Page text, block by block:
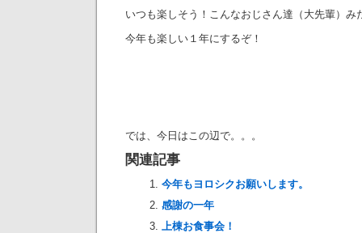
いつも楽しそう！こんなおじさん達（大先輩）み
今年も楽しい１年にするぞ！
では、今日はこの辺で。。。
関連記事
今年もヨロシクお願いします。
感謝の一年
上棟お食事会！